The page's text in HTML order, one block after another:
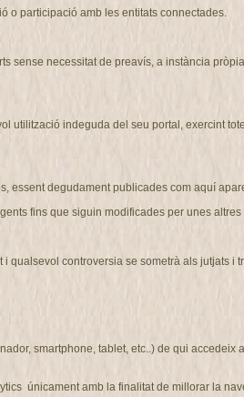
o participació amb les entitats connectades.
sense necessitat de preavís, a instància
utilització indeguda del seu portal, exercint
essent degudament publicades com aquí
fins que siguin modificades per unes
qualsevol controversia se sometrà als jutjats i
smartphone, tablet, etc..) de qui accedeix
únicament amb la finalitat de millorar la